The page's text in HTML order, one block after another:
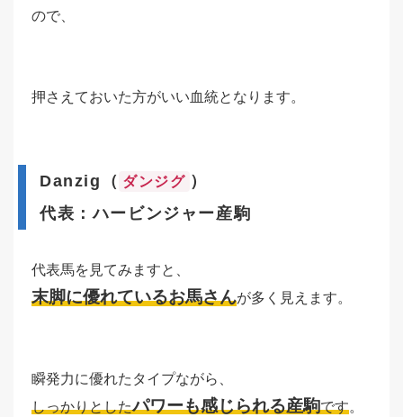
ので、
押さえておいた方がいい血統となります。
Danzig（ ダンジグ ）
代表：ハービンジャー産駒
代表馬を見てみますと、
末脚に優れているお馬さんが多く見えます。
瞬発力に優れたタイプながら、
しっかりとしたパワーも感じられる産駒です。